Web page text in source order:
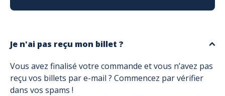
Je n'ai pas reçu mon billet ?
Vous avez finalisé votre commande et vous n’avez pas
reçu vos billets par e-mail ? Commencez par vérifier
dans vos spams !